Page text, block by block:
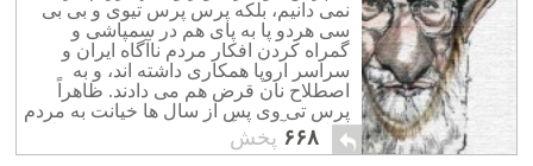
نمی دانیم، بلکه پرس پرس تیوی و بی بی
سی هردو پا به پای هم در سمپاشی و
گمراه کردن افکار مردم ناآگاه ایران و
سراسر اروپا همکاری داشته اند، و به
اصطلاح نان قرض هم می دادند. ظاهراً
پرس تی وی پس از سال ها خیانت به مردم
ایران، و آب در آسیاب غرب ریختن، تعطیل
شده است.
۶۶۸ پخش